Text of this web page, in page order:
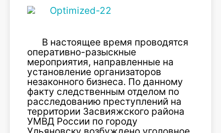
В настоящее время проводятся
оперативно-разыскные
мероприятия, направленные на
установление организаторов
незаконного бизнеса. По данному
факту следственным отделом по
расследованию преступлений на
территории Засвияжского района
УМВД России по городу